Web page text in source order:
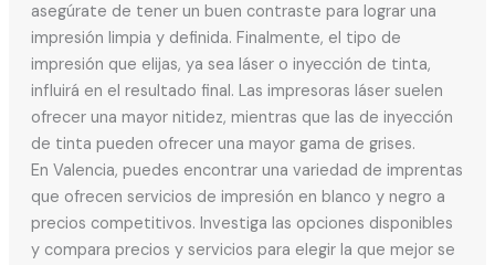
asegúrate de tener un buen contraste para lograr una
impresión limpia y definida. Finalmente, el tipo de
impresión que elijas, ya sea láser o inyección de tinta,
influirá en el resultado final. Las impresoras láser suelen
ofrecer una mayor nitidez, mientras que las de inyección
de tinta pueden ofrecer una mayor gama de grises.
En Valencia, puedes encontrar una variedad de imprentas
que ofrecen servicios de impresión en blanco y negro a
precios competitivos. Investiga las opciones disponibles
y compara precios y servicios para elegir la que mejor se